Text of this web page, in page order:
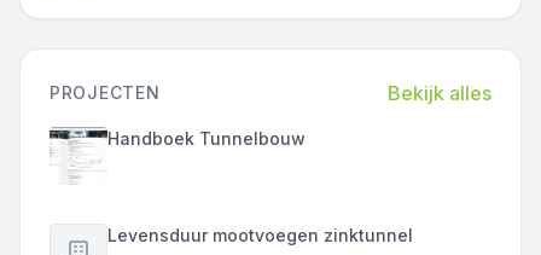
PROJECTEN Bekijk alles
Handboek Tunnelbouw
Levensduur mootvoegen zinktunnel